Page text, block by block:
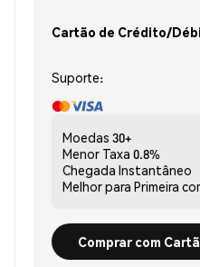
Cartão de Crédito/
Suporte:
Moedas 30+
Menor Taxa 0.8%
Chegada Instantâneo
Melhor para Primeira
Comprar com